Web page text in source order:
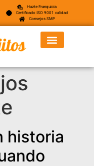
Hazte Franquicia
Certificado ISO 9001 calidad
Consejos SMP
historia